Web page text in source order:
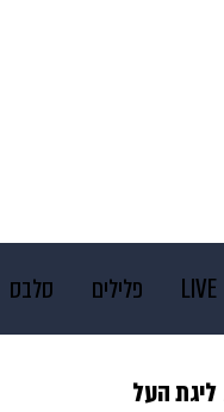
LIVE פלילים סלבס
צבא וביטחון
ליגת העל